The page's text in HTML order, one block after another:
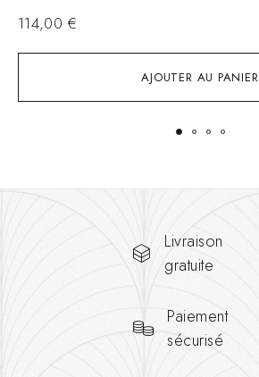
AJOUTER AU PANIER
114,00 €
Livraison
gratuite
Paiement
sécurisé